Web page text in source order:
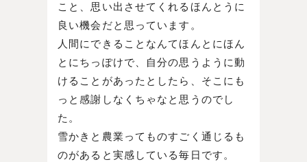
こと、思い出させてくれるほんとうに
良い機会だと思っています。
人間にできることなんてほんとにほん
とにちっぽけで、自分の思うように動
けることがあったとしたら、そこにも
っと感謝しなくちゃなと思うのでし
た。
雪かきと農業ってものすごく通じるも
のがあると実感している毎日です。